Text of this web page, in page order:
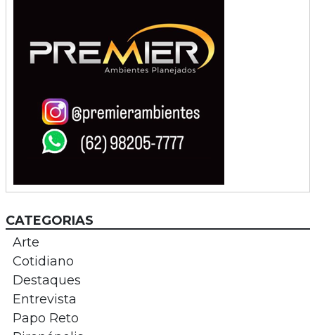
CATEGORIAS
Arte
Cotidiano
Destaques
Entrevista
Papo Reto